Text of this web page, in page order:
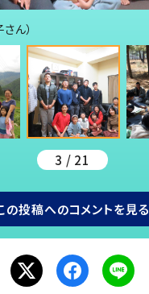
ん）
3 / 21
の投稿へのコメントを見る